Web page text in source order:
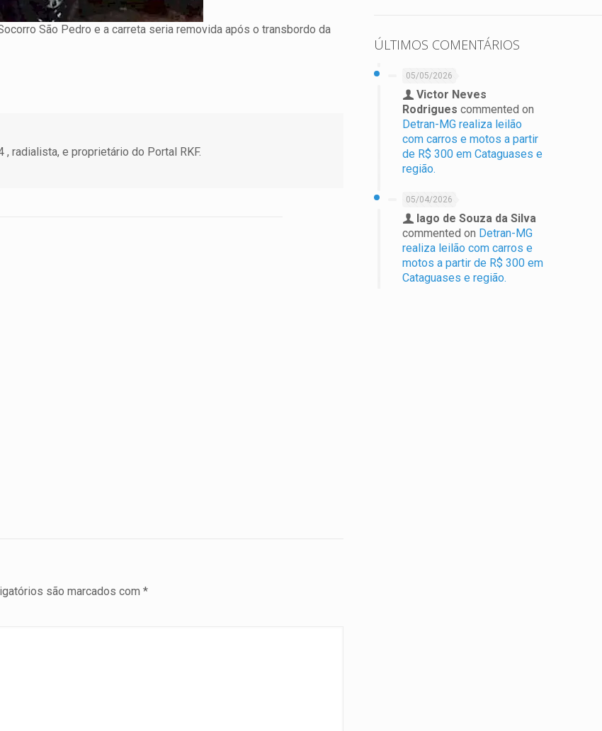
São Pedro e a carreta seria removida após o transbordo da
radialista, e proprietário do Portal RKF.
são marcados com *
ÚLTIMOS COMENTÁRIOS
05/05/2026
Victor Neves
Rodrigues commented on
Detran-MG realiza leilão
com carros e motos a partir
de R$ 300 em Cataguases e
região.
05/04/2026
Iago de Souza da Silva
commented on Detran-MG
realiza leilão com carros e
motos a partir de R$ 300 em
Cataguases e região.